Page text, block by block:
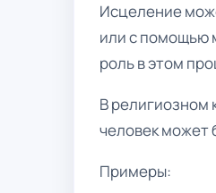
Исцеление
или с помощью
роль в этом
В религиозном
человек может
Примеры: